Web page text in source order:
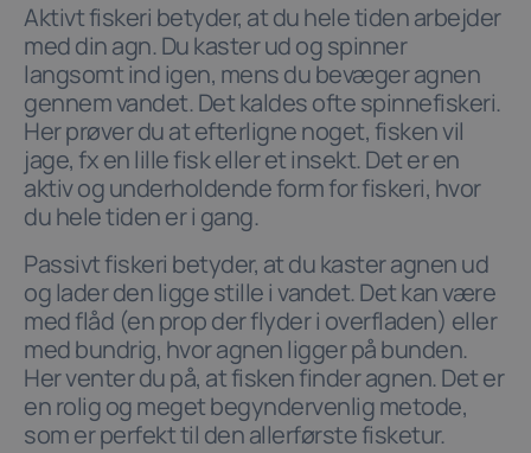
Aktivt fiskeri betyder, at du hele tiden arbejder
med din agn. Du kaster ud og spinner
langsomt ind igen, mens du bevæger agnen
gennem vandet. Det kaldes ofte spinnefiskeri.
Her prøver du at efterligne noget, fisken vil
jage, fx en lille fisk eller et insekt. Det er en
aktiv og underholdende form for fiskeri, hvor
du hele tiden er i gang.
Passivt fiskeri betyder, at du kaster agnen ud
og lader den ligge stille i vandet. Det kan være
med flåd (en prop der flyder i overfladen) eller
med bundrig, hvor agnen ligger på bunden.
Her venter du på, at fisken finder agnen. Det er
en rolig og meget begyndervenlig metode,
som er perfekt til den allerførste fisketur.